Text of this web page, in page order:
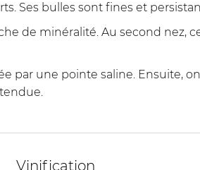
Ses bulles sont fines et
de minéralité. Au second nez,
par une pointe saline. Ensuite,
Vinification